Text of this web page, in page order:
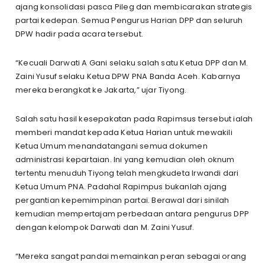
ajang konsolidasi pasca Pileg dan membicarakan strategis
partai kedepan. Semua Pengurus Harian DPP dan seluruh
DPW hadir pada acara tersebut.
“Kecuali Darwati A Gani selaku salah satu Ketua DPP dan M.
Zaini Yusuf selaku Ketua DPW PNA Banda Aceh. Kabarnya
mereka berangkat ke Jakarta,” ujar Tiyong.
Salah satu hasil kesepakatan pada Rapimsus tersebut ialah
memberi mandat kepada Ketua Harian untuk mewakili
Ketua Umum menandatangani semua dokumen
administrasi kepartaian. Ini yang kemudian oleh oknum
tertentu menuduh Tiyong telah mengkudeta Irwandi dari
Ketua Umum PNA. Padahal Rapimpus bukanlah ajang
pergantian kepemimpinan partai. Berawal dari sinilah
kemudian mempertajam perbedaan antara pengurus DPP
dengan kelompok Darwati dan M. Zaini Yusuf.
“Mereka sangat pandai memainkan peran sebagai orang